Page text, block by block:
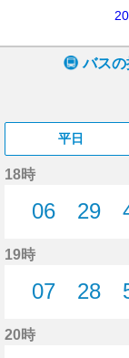
バスの
平日
18時
06
29
19時
07
28
20時